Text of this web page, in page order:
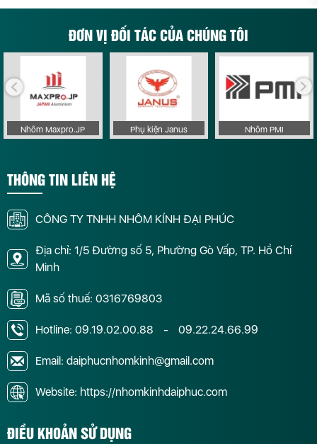
ĐƠN VỊ ĐỐI TÁC CỦA CHÚNG TÔI
Nhôm Maxpro.JP Phụ kiện Janus Nhôm PMI
THÔNG TIN LIÊN HỆ
CÔNG TY TNHH NHÔM KÍNH ĐẠI PHÚC
Địa chỉ: 1/5 Đường số 5, Phường Gò Vấp, TP. Hồ Chí
Minh
Mã số thuế: 0316769803
Hotline: 09.19.02.00.88 - 09.22.24.66.99
Email: daiphucnhomkinh@gmail.com
Website: https://nhomkinhdaiphuc.com
ĐIỀU KHOẢN SỬ DỤNG